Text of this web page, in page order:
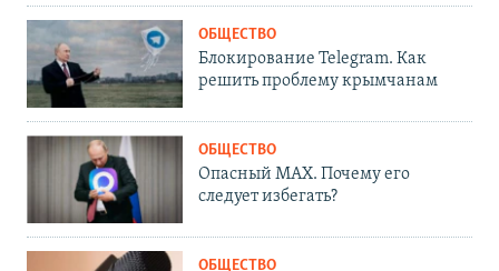
ОБЩЕСТВО
Блокирование Telegram. Как
решить проблему крымчанам
ОБЩЕСТВО
Опасный MAX. Почему его
следует избегать?
ОБЩЕСТВО